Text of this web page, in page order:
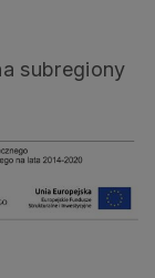
subregiony